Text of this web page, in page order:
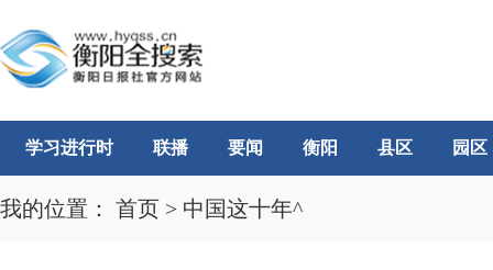
学习进行时 联播 要闻 衡阳 县区 园区
我的位置： 首页 > 中国这十年^